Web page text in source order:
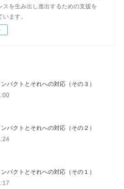
スを生み出し進出するための支援を
ます。
パクトとそれへの対応（その３）
パクトとそれへの対応（その２）
パクトとそれへの対応（その１）